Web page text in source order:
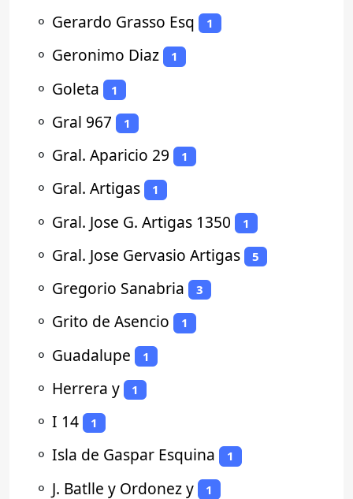
⚬ Gerardo Grasso Esq 1
⚬ Geronimo Diaz 1
⚬ Goleta 1
⚬ Gral 967 1
⚬ Gral. Aparicio 29 1
⚬ Gral. Artigas 1
⚬ Gral. Jose G. Artigas 1350 1
⚬ Gral. Jose Gervasio Artigas 5
⚬ Gregorio Sanabria 3
⚬ Grito de Asencio 1
⚬ Guadalupe 1
⚬ Herrera y 1
⚬ I 14 1
⚬ Isla de Gaspar Esquina 1
⚬ J. Batlle y Ordonez y 1